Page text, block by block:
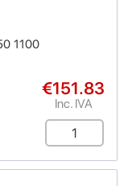
1100
€151.83
Inc. IVA